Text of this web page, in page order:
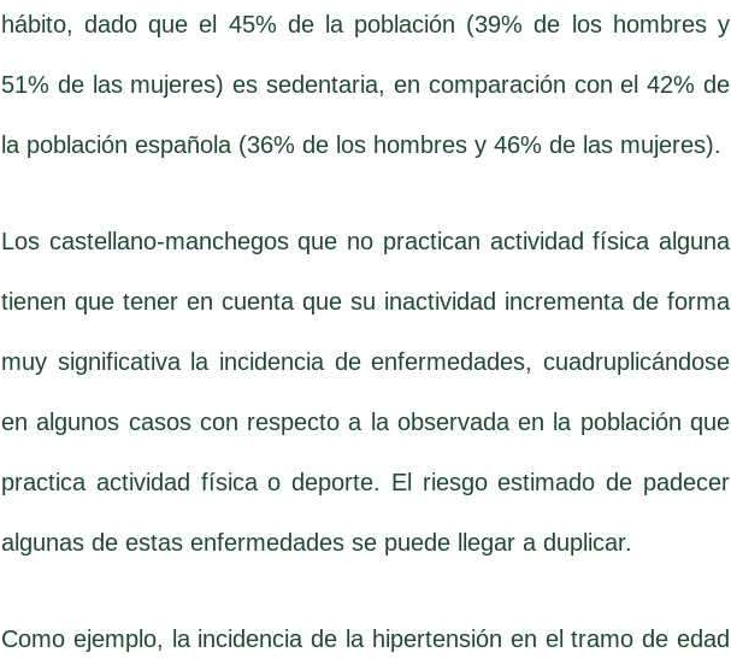
hábito, dado que el 45% de la población (39% de los hombres y
51% de las mujeres) es sedentaria, en comparación con el 42% de
la población española (36% de los hombres y 46% de las mujeres).
Los castellano-manchegos que no practican actividad física alguna
tienen que tener en cuenta que su inactividad incrementa de forma
muy significativa la incidencia de enfermedades, cuadruplicándose
en algunos casos con respecto a la observada en la población que
practica actividad física o deporte. El riesgo estimado de padecer
algunas de estas enfermedades se puede llegar a duplicar.
Como ejemplo, la incidencia de la hipertensión en el tramo de edad